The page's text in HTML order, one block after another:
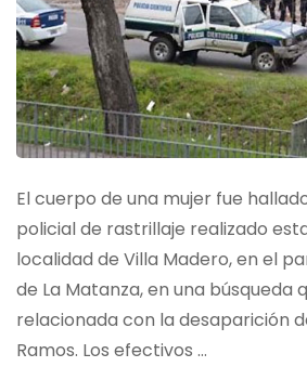
El cuerpo de una mujer fue
policial de rastrillaje realizado
localidad de Villa Madero, en el
de La Matanza, en una búsqueda
relacionada con la desaparición
Ramos. Los efectivos …